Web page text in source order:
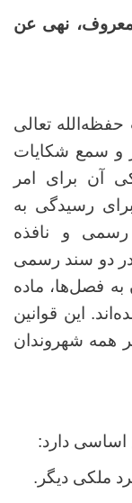
نهی عن
تعالی
و سمع شکایات
آن برای امر
رسیدگی به
رسمی و نافذه
در دو سند رسمی
به فصل‌ها، ماده
این قوانین
همه شهروندان
دارد:
ملکی دیگر.